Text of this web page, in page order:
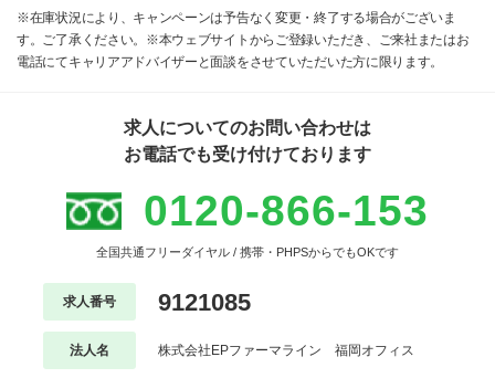
※在庫状況により、キャンペーンは予告なく変更・終了する場合がございま
す。ご了承ください。※本ウェブサイトからご登録いただき、ご来社またはお
電話にてキャリアアドバイザーと面談をさせていただいた方に限ります。
求人についてのお問い合わせは
お電話でも受け付けております
0120-866-153
全国共通フリーダイヤル / 携帯・PHPSからでもOKです
求人番号 9121085
法人名 株式会社EPファーマライン 福岡オフィス